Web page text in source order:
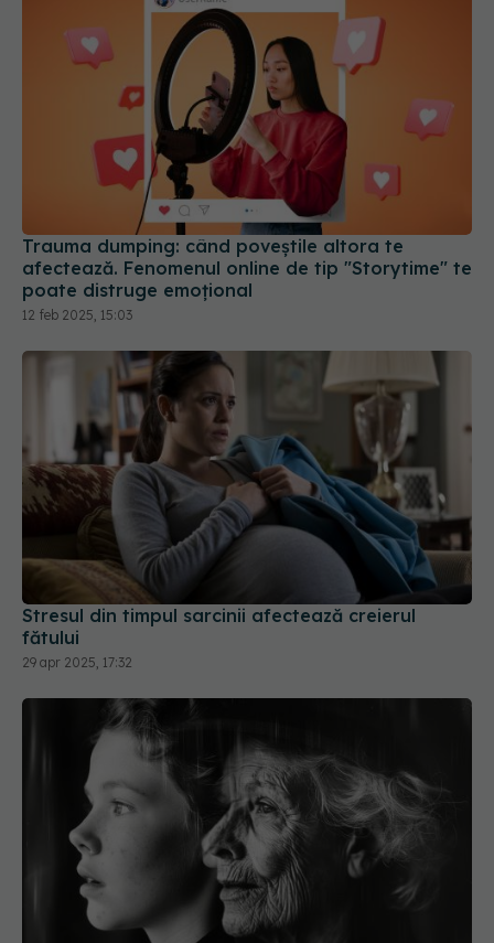
Trauma dumping: când poveștile altora te
afectează. Fenomenul online de tip "Storytime" te
poate distruge emoțional
12 feb 2025, 15:03
Stresul din timpul sarcinii afectează creierul
fătului
29 apr 2025, 17:32